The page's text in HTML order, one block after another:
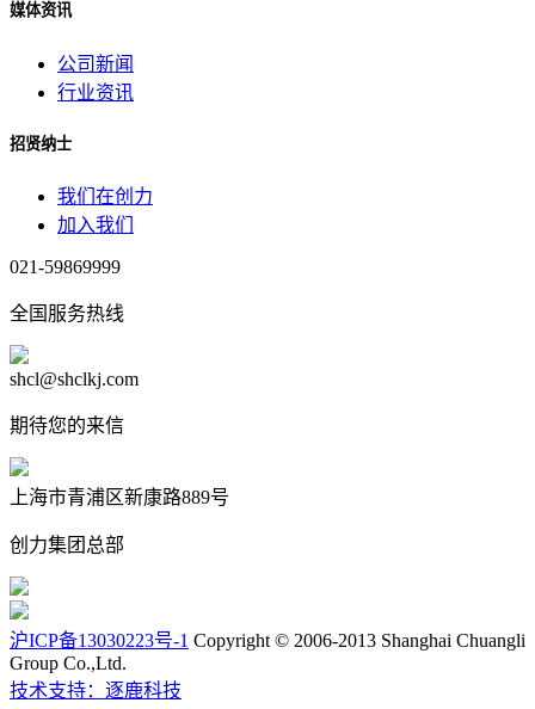
媒体资讯
公司新闻
行业资讯
招贤纳士
我们在创力
加入我们
021-59869999
全国服务热线
shcl@shclkj.com
期待您的来信
上海市青浦区新康路889号
创力集团总部
沪ICP备13030223号-1 Copyright © 2006-2013 Shanghai Chuangli
Group Co.,Ltd.
技术支持：逐鹿科技